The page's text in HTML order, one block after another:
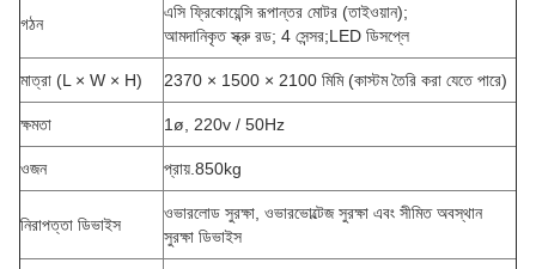
গঠন
এসি ফ্রিকোয়েন্সি রূপান্তর মোটর (তাইওয়ান);
আমদানিকৃত স্ক্রু রড; 4 সেন্সর;LED ডিসপ্লে
মাত্রা (L × W × H) 2370 × 1500 × 2100 মিমি (কাস্টম তৈরি করা যেতে পারে)
ক্ষমতা 1ø, 220v / 50Hz
ওজন প্রায়.850kg
নিরাপত্তা ডিভাইস
ওভারলোড সুরক্ষা, ওভারভোল্টেজ সুরক্ষা এবং সীমিত অবস্থান
সুরক্ষা ডিভাইস